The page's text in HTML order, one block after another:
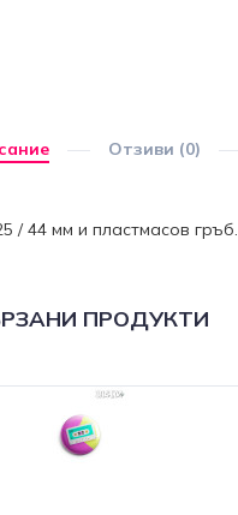
Отзиви (0)
/ 44 мм и пластмасов гръб.
ПРОДУКТИ